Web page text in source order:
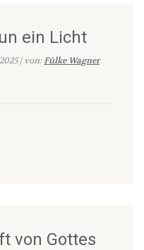
ein Licht
| von:Fülke Wagner
von Gottes